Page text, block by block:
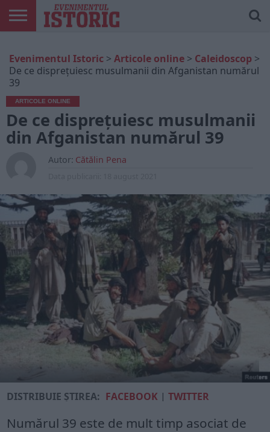
ONLINE
EDIȚII
TIPĂRITE
ISTORIC
PLAY
CONTUL
MEU
Evenimentul Istoric > Articole online > Caleidoscop >
De ce disprețuiesc musulmanii din Afganistan numărul
39
ARTICOLE ONLINE
De ce disprețuiesc musulmanii
din Afganistan numărul 39
Autor: Cătălin Pena
DISTRIBUIE ȘTIREA: FACEBOOK |TWITTER
Numărul 39 este de mult timp asociat de